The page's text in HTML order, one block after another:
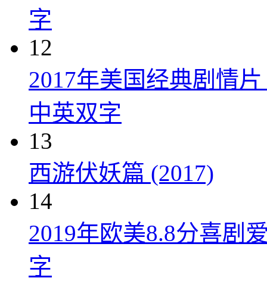
字
12
2017年美国经典剧情
中英双字
13
西游伏妖篇 (2017)
14
2019年欧美8.8分喜剧
字